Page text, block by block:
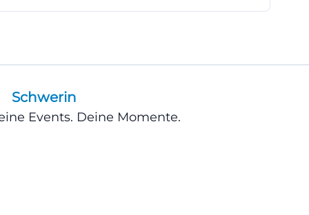
dafür ist die
vermittelt
für
Schwerin
Events. Deine Momente.